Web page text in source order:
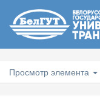
Просмотр элемента